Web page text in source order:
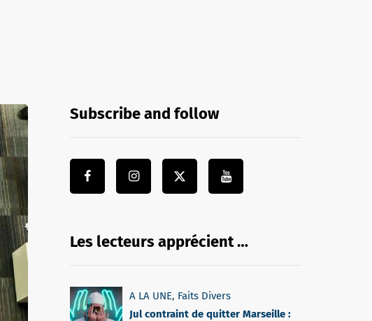
Subscribe and follow
Les lecteurs apprécient …
A LA UNE, Faits Divers
Jul contraint de quitter Marseille :